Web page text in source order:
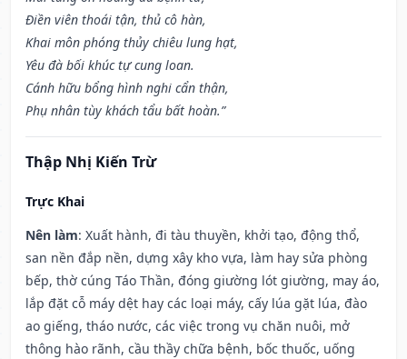
Điền viên thoái tận, thủ cô hàn,
Khai môn phóng thủy chiêu lung hạt,
Yêu đà bối khúc tự cung loan.
Cánh hữu bổng hình nghi cẩn thận,
Phụ nhân tùy khách tẩu bất hoàn.”
Thập Nhị Kiến Trừ
Trực Khai
Nên làm: Xuất hành, đi tàu thuyền, khởi tạo, động thổ,
san nền đắp nền, dựng xây kho vựa, làm hay sửa phòng
bếp, thờ cúng Táo Thần, đóng giường lót giường, may áo,
lắp đặt cỗ máy dệt hay các loại máy, cấy lúa gặt lúa, đào
ao giếng, tháo nước, các việc trong vụ chăn nuôi, mở
thông hào rãnh, cầu thầy chữa bệnh, bốc thuốc, uống